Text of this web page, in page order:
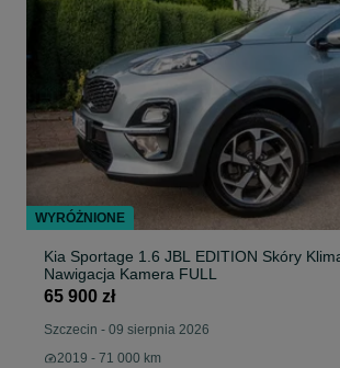
Kia Sportage 1.6 JBL EDITION Skóry
Nawigacja Kamera FULL
65 900 zł
Szczecin - 09 sierpnia 2026
2019 - 71 000 km
WYRÓŻNIONE